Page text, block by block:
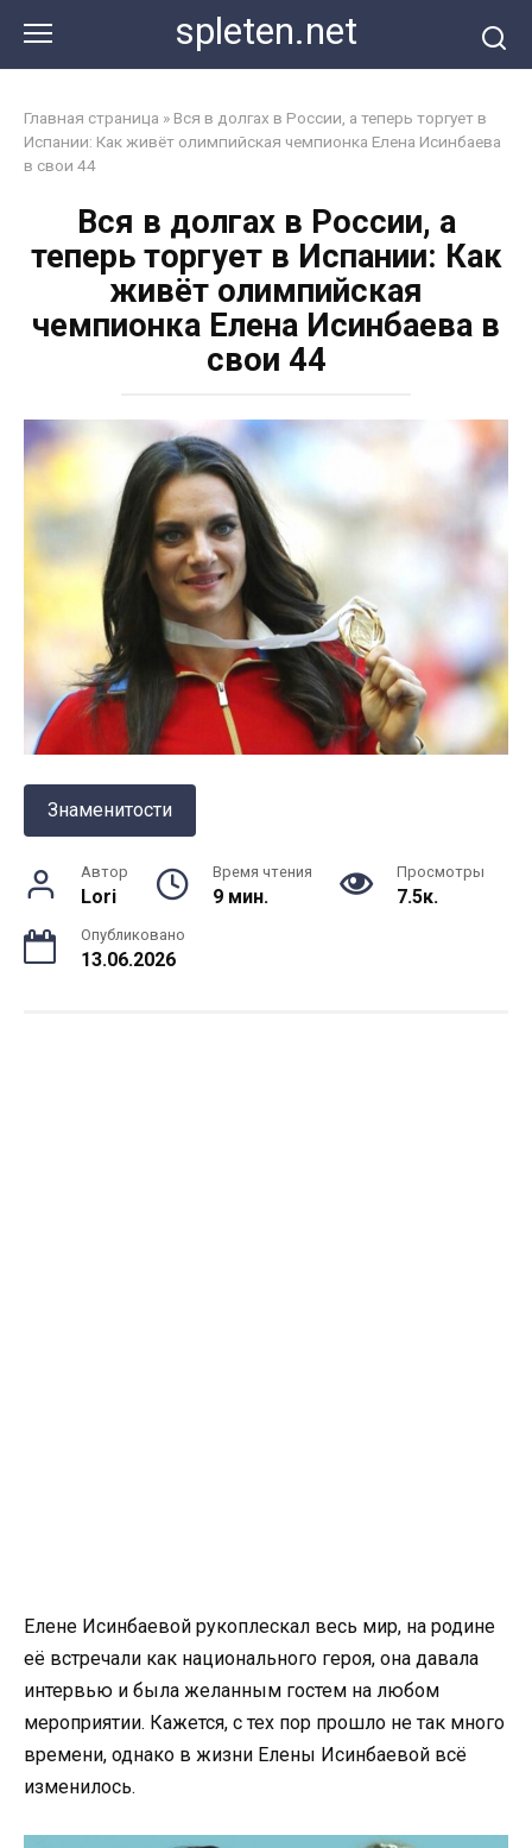
контенту
spleten.net
Главная страница » Вся в долгах в России, а теперь торгует в
Испании: Как живёт олимпийская чемпионка Елена Исинбаева
в свои 44
Вся в долгах в России, а
теперь торгует в Испании: Как
живёт олимпийская
чемпионка Елена Исинбаева в
свои 44
Знаменитости
Автор
Lori
Время чтения
9 мин.
Просмотры
7.5к.
Опубликовано
13.06.2026
Еленe Исинбаевой рукоплескал весь мир, на родине
её встречали как национального героя, она давала
интервью и была желанным гостем на любом
мероприятии. Кажется, с тех пор прошло не так много
времени, однако в жизни Елены Исинбаевой всё
изменилось.